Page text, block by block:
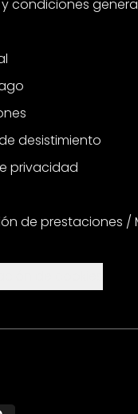
condiciones
desistimiento
privacidad
de prestaciones /